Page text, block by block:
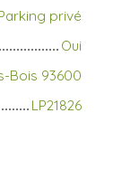
privé
Oui
Bois 93600
LP21826